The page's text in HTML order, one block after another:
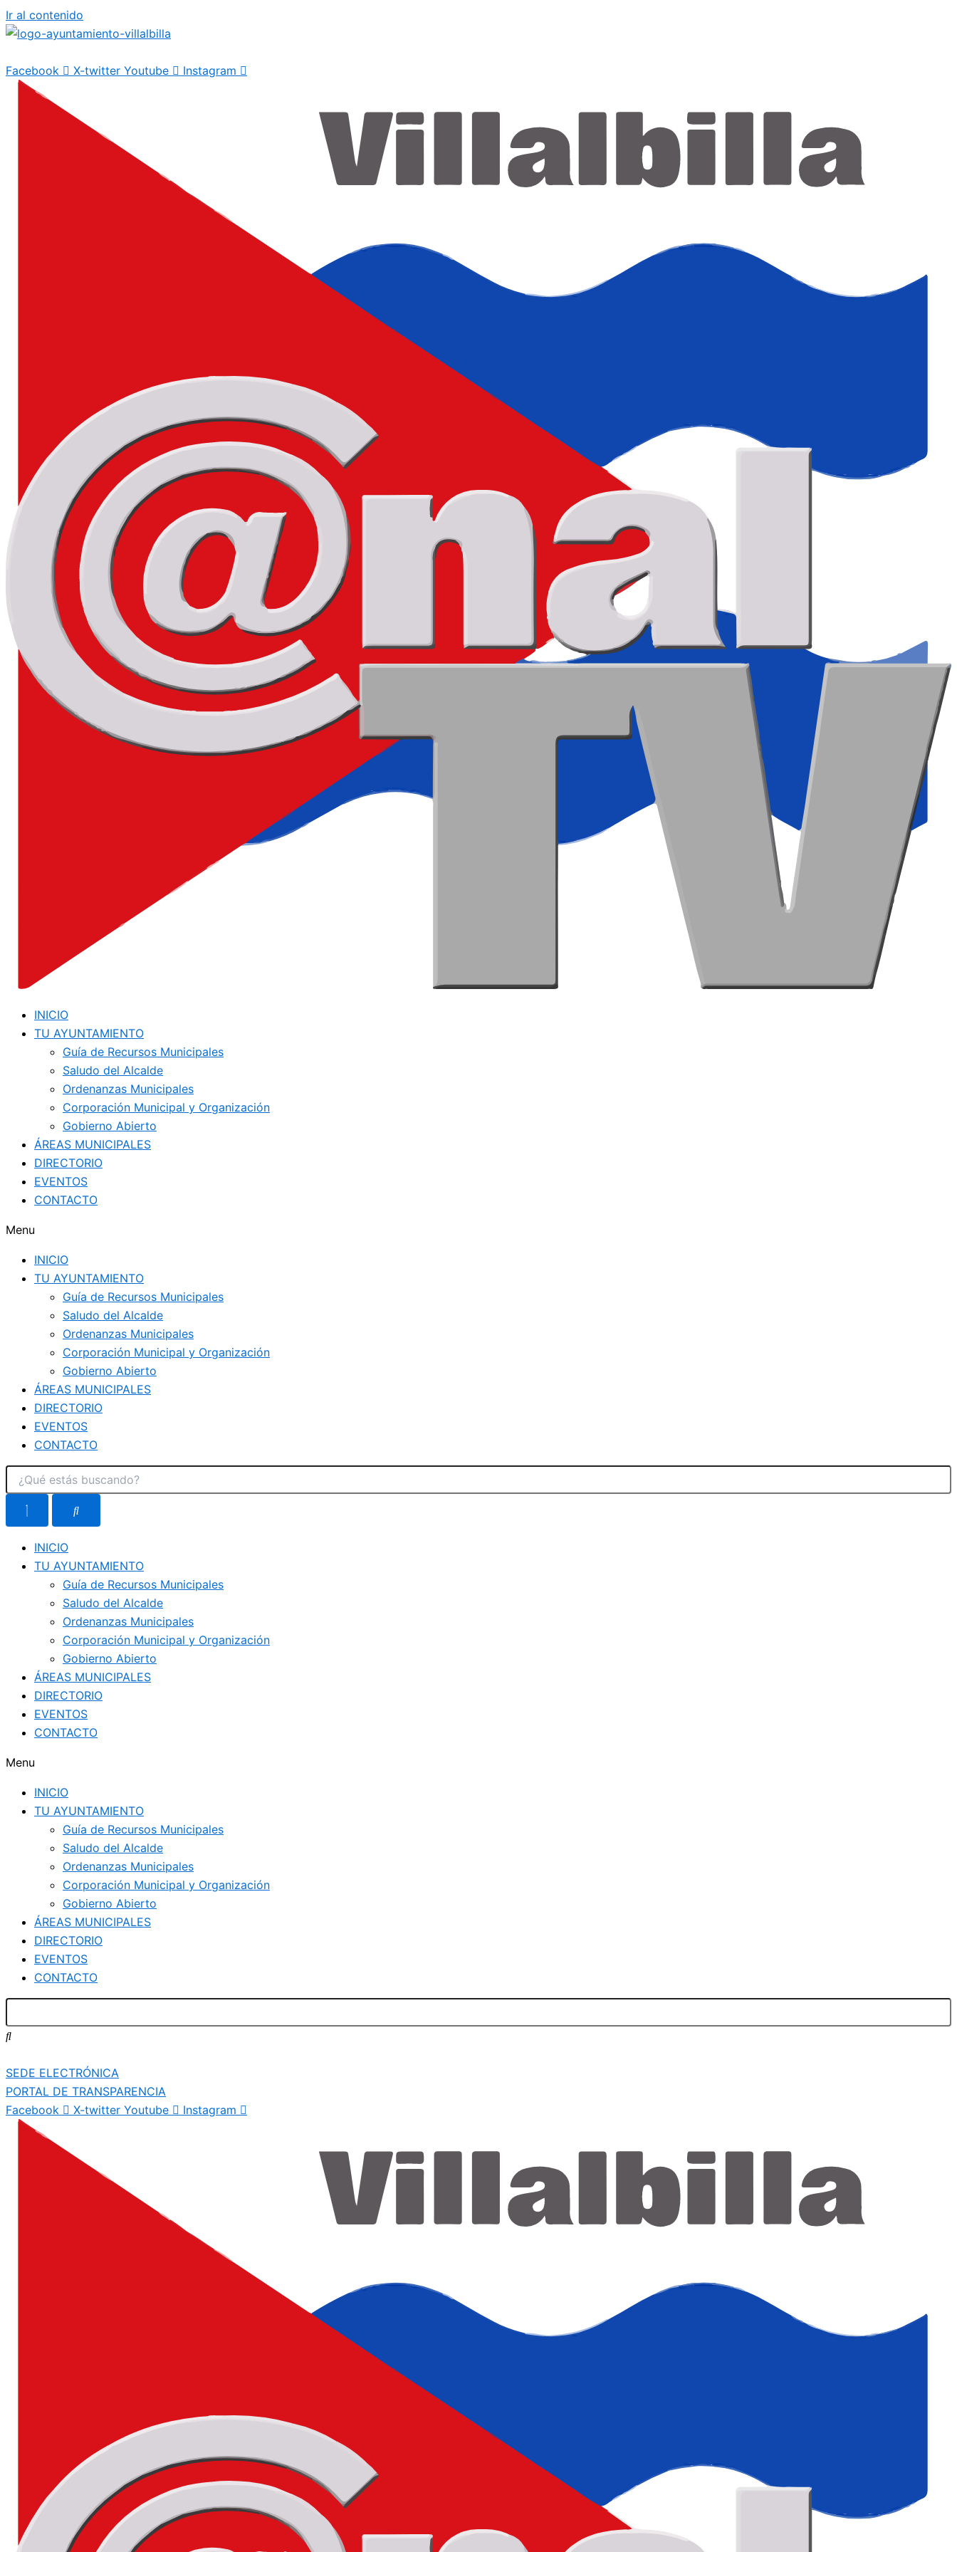
Ir al contenido
Facebook X-twitter Youtube Instagram
INICIO
TU AYUNTAMIENTO
Guía de Recursos Municipales
Saludo del Alcalde
Ordenanzas Municipales
Corporación Municipal y Organización
Gobierno Abierto
ÁREAS MUNICIPALES
DIRECTORIO
EVENTOS
CONTACTO
Menu
INICIO
TU AYUNTAMIENTO
Guía de Recursos Municipales
Saludo del Alcalde
Ordenanzas Municipales
Corporación Municipal y Organización
Gobierno Abierto
ÁREAS MUNICIPALES
DIRECTORIO
EVENTOS
CONTACTO
INICIO
TU AYUNTAMIENTO
Guía de Recursos Municipales
Saludo del Alcalde
Ordenanzas Municipales
Corporación Municipal y Organización
Gobierno Abierto
ÁREAS MUNICIPALES
DIRECTORIO
EVENTOS
CONTACTO
Menu
INICIO
TU AYUNTAMIENTO
Guía de Recursos Municipales
Saludo del Alcalde
Ordenanzas Municipales
Corporación Municipal y Organización
Gobierno Abierto
ÁREAS MUNICIPALES
DIRECTORIO
EVENTOS
CONTACTO
SEDE ELECTRÓNICA
PORTAL DE TRANSPARENCIA
Facebook
X-twitter Youtube Instagram